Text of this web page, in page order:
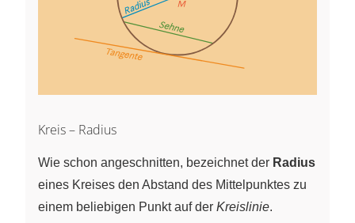
Kreis – Radius
Wie schon angeschnitten, bezeichnet der Radius
eines Kreises den Abstand des Mittelpunktes zu
einem beliebigen Punkt auf der Kreislinie.